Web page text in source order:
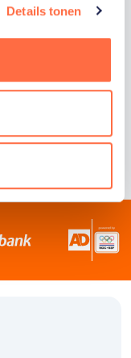
Details tonen